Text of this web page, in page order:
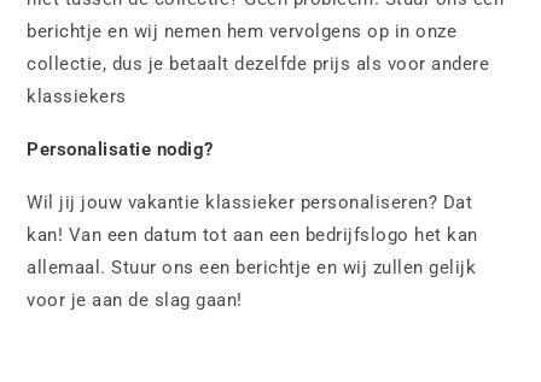
berichtje en wij nemen hem vervolgens op in onze
collectie, dus je betaalt dezelfde prijs als voor andere
klassiekers
Personalisatie nodig?
Wil jij jouw vakantie klassieker personaliseren? Dat
kan! Van een datum tot aan een bedrijfslogo het kan
allemaal. Stuur ons een berichtje en wij zullen gelijk
voor je aan de slag gaan!